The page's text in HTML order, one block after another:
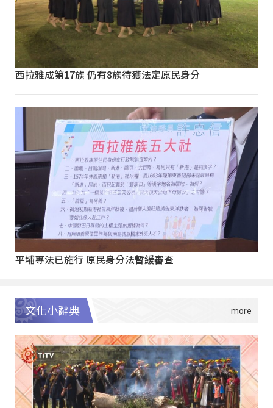
西拉雅成第17族 仍有8族待獲法定原民身分
平埔專法已施行 原民身分法暫緩審查
文化小辭典